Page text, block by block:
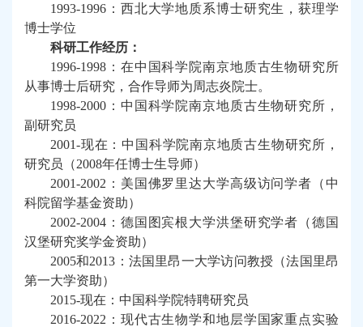
1993-1996 ：西北大学地质系博士研究生，获理学
博士学位
科研工作经历：
1996-1998 ：在中国科学院南京地质古生物研究所
从事博士后研究，合作导师为周志炎院士。
1998-2000 ：中国科学院南京地质古生物研究所，
副研究员
2001-现在： 中国科学院南京地质古生物研究所，
研究员 （2008年任博士生导师）
2001-2002 ：美国佛罗里达大学高级访问学者（中
科院留学基金资助）
2002-2004 ：德国图宾根大学洪堡研究学者（德国
汉堡研究奖学金资助）
2005和2013 ：法国里昂一大学访问教授（法国里昂
第一大学资助）
2015-现在：中国科学院特聘研究员
2016-2022 ：现代古生物学和地层学国家重点实验